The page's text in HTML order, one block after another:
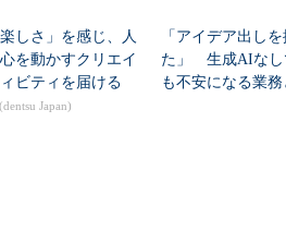
楽しさ」を感じ、人
を動かすクリエイ
ビティを届ける
Japan)
「アイデア出し
た」 生成AIなし
も不安になる業